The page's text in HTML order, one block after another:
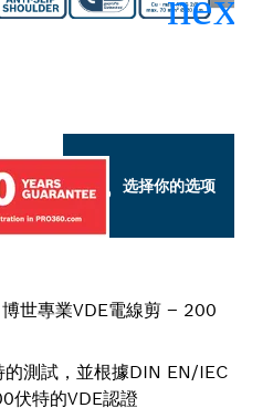
世專業VDE電線剪 – 200
測試，並根據DIN EN/IEC
伏特的VDE認證
选择你的选项